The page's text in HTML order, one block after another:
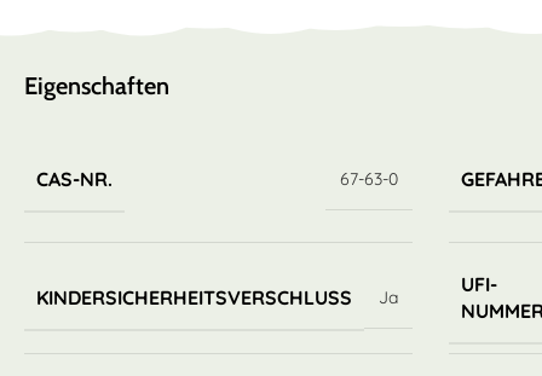
Eigenschaften
CAS-NR. 67-63-0
KINDERSICHERHEITSVERSCHLUSS Ja
UFI-